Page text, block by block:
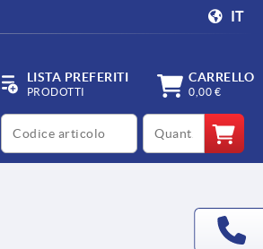
IT
LISTA PREFERITI
PRODOTTI
CARRELLO
0,00 €
productCode qty